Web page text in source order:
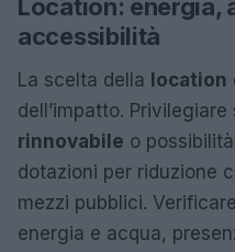
Location: energia,
accessibilità
La scelta della location
dell’impatto. Privilegiare
rinnovabile o
dotazioni per riduzione
mezzi pubblici.
energia e acqua,